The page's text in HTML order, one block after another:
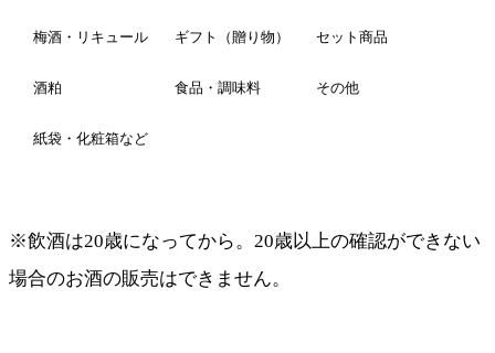
梅酒・リキュール ギフト（贈り物） セット商品
酒粕 食品・調味料 その他
紙袋・化粧箱など
※飲酒は20歳になってから。20歳以上の確認ができない
場合のお酒の販売はできません。